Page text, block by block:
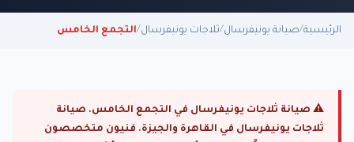
الرئيسية/صيانة يونيفرسال/ثلاجات يونيفرسال/التجمع الخامس
⚠ صيانة ثلاجات يونيفرسال في التجمع الخامس. صيانة
ثلاجات يونيفرسال في القاهرة والجيزة. فنيون متخصصون